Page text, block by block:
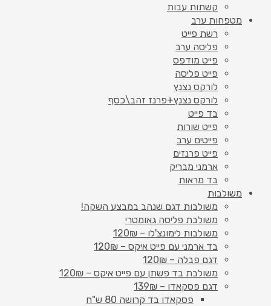
קשתות עבות
מטפחות ערב
רשת פייט
פליסה ערב
פייט מודפס
פייט פליסה
לורקס נצנץ
לורקס נצנץ+פרנז זהב\כסף
בד פייט
פייט שורות
פייטים ערב
פייט פרנזים
ארמני מבריק
בד מראות
משולבות
משולבות דגם שנהב במבצע השקה!
משולבת פליסה גאומטרי
משולבות לימונצ'לו – 120₪
בד ארמני עם פייט איקס – 120₪
דגם פבלה – 120₪
משולבת בד פשתן עם פייט איקס – 120₪
דגם פסקאדו – 139₪
פסקאדו בד קרושה 80 ש"ח